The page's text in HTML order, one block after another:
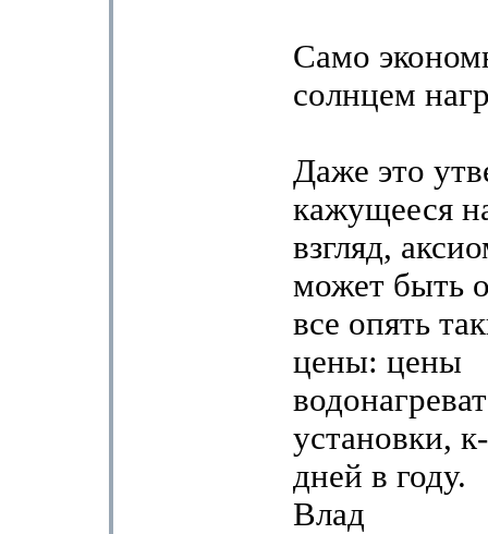
Само
солнцем
Даже это
кажущееся
взгляд,
может быть
все опять
цены: цены
установки,
дней в году.
Влад